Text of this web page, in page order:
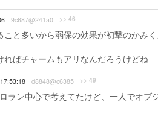
9c687@241a0 >> 46
と多いから弱保の効果が初撃のかみ
ればチャームもアリなんだろうけどね
d8848@c6385 >> 49
ラン中心で考えてたけど、一人でオブ